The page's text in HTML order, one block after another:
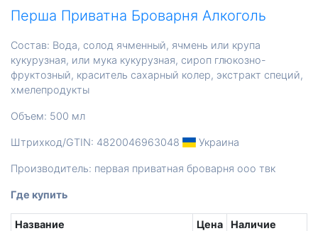
Перша Приватна Броварня Алкоголь
Состав: Вода, солод ячменный, ячмень или крупа
кукурузная, или мука кукурузная, сироп глюкозно-
фруктозный, краситель сахарный колер, экстракт специй,
хмелепродукты
Объем: 500 мл
Штрихкод/GTIN: 4820046963048 Украина
Производитель: первая приватная броварня ооо твк
Где купить
Название Цена
Наличие